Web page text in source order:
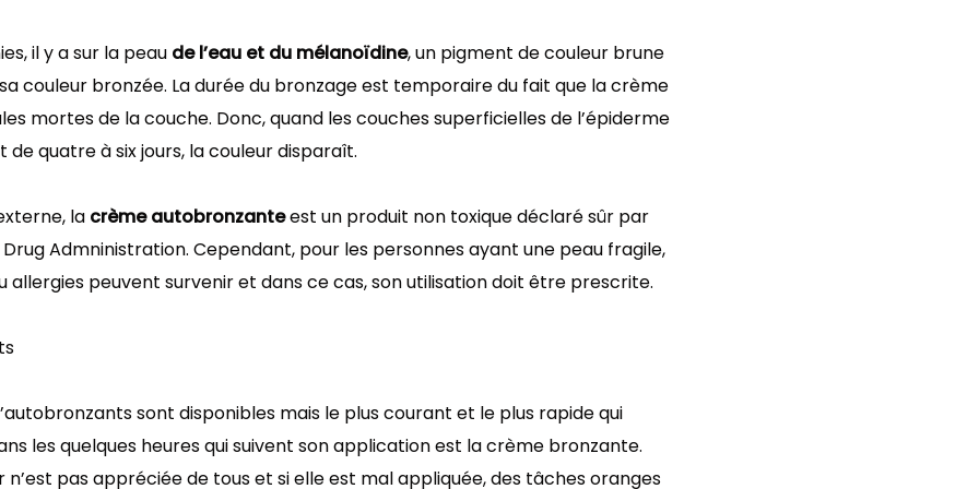
il y a sur la peau de l’eau et du mélanoïdine, un pigment de couleur brune
couleur bronzée. La durée du bronzage est temporaire du fait que la crème
mortes de la couche. Donc, quand les couches superficielles de l’épiderme
de quatre à six jours, la couleur disparaît.
la crème autobronzanteest un produit non toxique déclaré sûr par
Drug Admninistration. Cependant, pour les personnes ayant une peau fragile,
allergies peuvent survenir et dans ce cas, son utilisation doit être prescrite.
sont disponibles mais le plus courant et le plus rapide qui
les quelques heures qui suivent son application est la crème bronzante.
n’est pas appréciée de tous et si elle est mal appliquée, des tâches oranges